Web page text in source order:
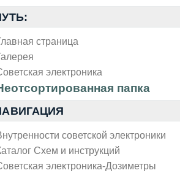
страница
электроника
папка
советской электроники
Схем и инструкций
электроника-Дозиметры